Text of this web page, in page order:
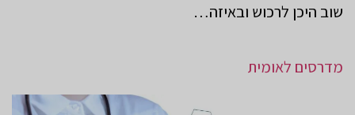
שוב היכן לרכוש ובאיזה…
מדרסים לאומית